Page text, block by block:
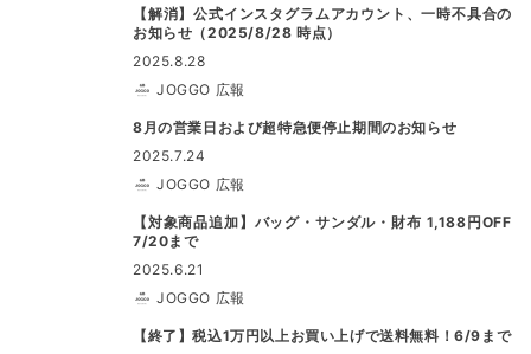
【解消】公式インスタグラムアカウント、一時不具合の
お知らせ（2025/8/28 時点）
2025.8.28
JOGGO 広報
8月の営業日および超特急便停止期間のお知らせ
2025.7.24
JOGGO 広報
【対象商品追加】バッグ・サンダル・財布 1,188円OFF
7/20まで
2025.6.21
JOGGO 広報
【終了】税込1万円以上お買い上げで送料無料！6/9まで